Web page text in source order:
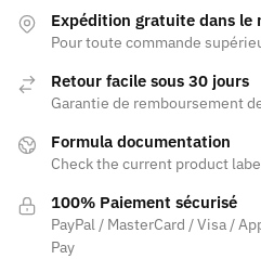
Expédition gratuite dans le
Pour toute commande
Retour facile sous 30 jours
Garantie de remboursement
Formula documentation
Check the current product
100% Paiement sécurisé
PayPal / MasterCard / Visa /
Pay